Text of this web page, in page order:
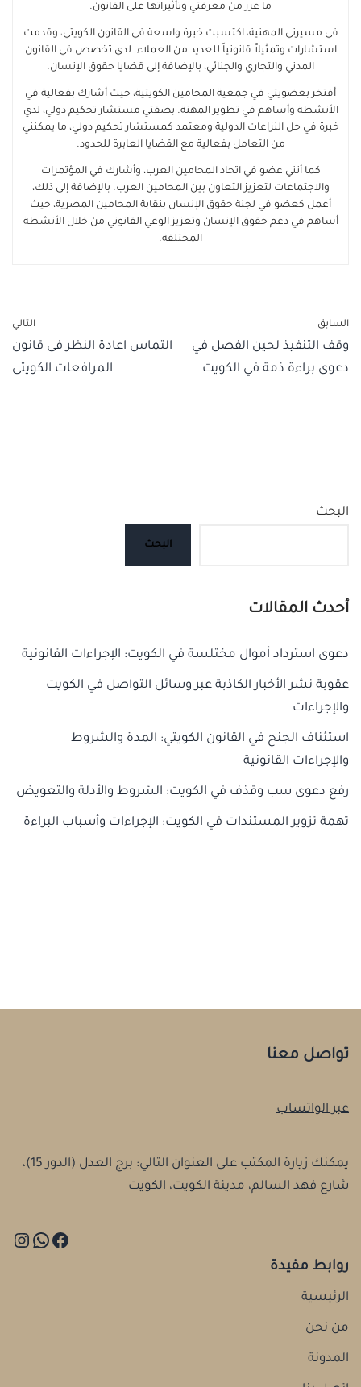
ما عزز من معرفتي وتأثيراتها على القانون.
في مسيرتي المهنية، اكتسبت خبرة واسعة في القانون الكويتي، وقدمت
استشارات وتمثيلاً قانونياً للعديد من العملاء. لدي تخصص في القانون
المدني والتجاري والجنائي، بالإضافة إلى قضايا حقوق الإنسان.
أفتخر بعضويتي في جمعية المحامين الكويتية، حيث أشارك بفعالية في
الأنشطة وأساهم في تطوير المهنة. بصفتي مستشار تحكيم دولي، لدي
خبرة في حل النزاعات الدولية ومعتمد كمستشار تحكيم دولي، ما يمكنني
من التعامل بفعالية مع القضايا العابرة للحدود.
كما أنني عضو في اتحاد المحامين العرب، وأشارك في المؤتمرات
والاجتماعات لتعزيز التعاون بين المحامين العرب. بالإضافة إلى ذلك،
أعمل كعضو في لجنة حقوق الإنسان بنقابة المحامين المصرية، حيث
أساهم في دعم حقوق الإنسان وتعزيز الوعي القانوني من خلال الأنشطة
المختلفة.
السابق
وقف التنفيذ لحين الفصل في
دعوى براءة ذمة في الكويت
التالي
التماس اعادة النظر فى قانون
المرافعات الكويتى
البحث
البحث
أحدث المقالات
دعوى استرداد أموال مختلسة في الكويت: الإجراءات القانونية
عقوبة نشر الأخبار الكاذبة عبر وسائل التواصل في الكويت
والإجراءات
استئناف الجنح في القانون الكويتي: المدة والشروط
والإجراءات القانونية
رفع دعوى سب وقذف في الكويت: الشروط والأدلة والتعويض
تهمة تزوير المستندات في الكويت: الإجراءات وأسباب البراءة
تواصل معنا
عبر الواتساب
يمكنك زيارة المكتب على العنوان التالي: برج العدل (الدور 15)،
شارع فهد السالم، مدينة الكويت، الكويت
روابط مفيدة
الرئيسية
من نحن
المدونة